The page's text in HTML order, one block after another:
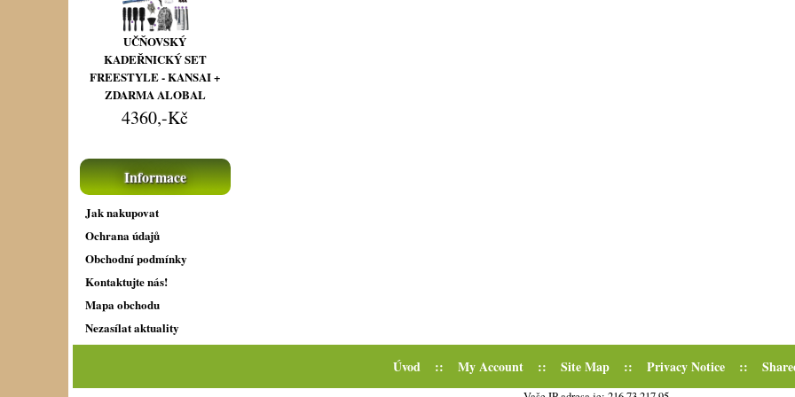
UČŇOVSKÝ
KADEŘNICKÝ SET
FREESTYLE - KANSAI +
ZDARMA ALOBAL
4360,-Kč
Informace
Jak nakupovat
Ochrana údajů
Obchodní podmínky
Kontaktujte nás!
Mapa obchodu
Nezasílat aktuality
Úvod :: My Account :: Site Map :: Privacy Notice ::